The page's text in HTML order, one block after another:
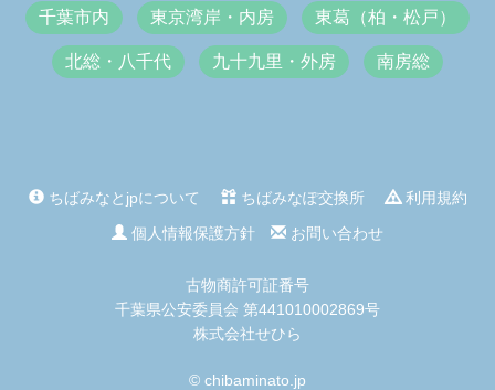
千葉市内 東京湾岸・内房 東葛（柏・松戸）
北総・八千代 九十九里・外房 南房総
ちばみなとjpについて ちばみなぽ交換所
利用規約
個人情報保護方針
お問い合わせ
古物商許可証番号
千葉県公安委員会 第441010002869号
株式会社せひら
© chibaminato.jp